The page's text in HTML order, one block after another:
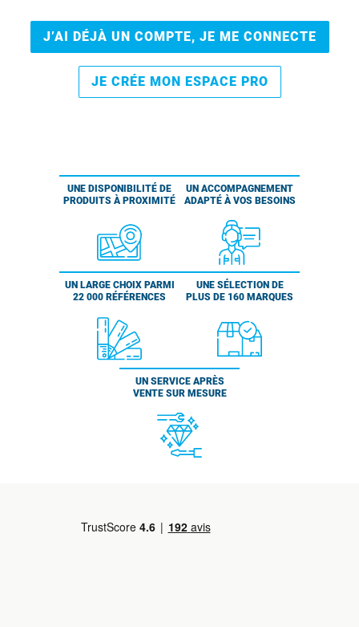
J’AI DÉJÀ UN COMPTE, JE ME CONNECTE
JE CRÉE MON ESPACE PRO
UNE DISPONIBILITÉ DE
PRODUITS À PROXIMITÉ
UN ACCOMPAGNEMENT
ADAPTÉ À VOS BESOINS
UN LARGE CHOIX PARMI
22 000 RÉFÉRENCES
UNE SÉLECTION DE
PLUS DE 160 MARQUES
UN SERVICE APRÈS
VENTE SUR MESURE